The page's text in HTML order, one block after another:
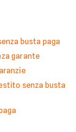
busta paga
garante
senza busta